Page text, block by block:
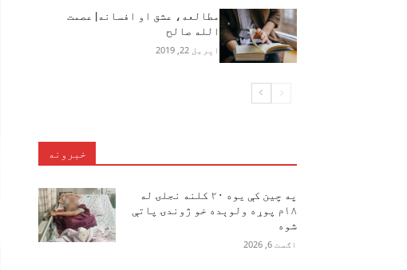
مطالعه، عشق او افسانه| عصمت
الله صالح‎
اپریل 22, 2019
خبرونه
په چین کې یوه ۲۰ کلنه نجلۍ له
۱۸م پوړه ولوېده خو ژوندۍ پاتې
شوه
اګست 6, 2026